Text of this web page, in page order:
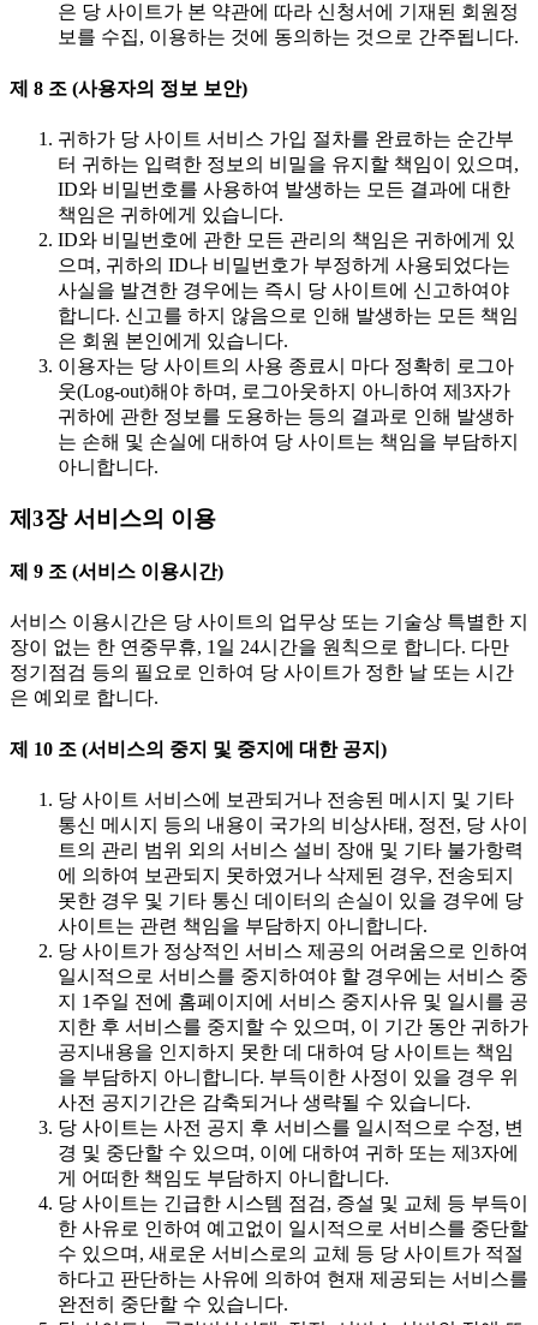
은 당 사이트가 본 약관에 따라 신청서에 기재된 회원정
보를 수집, 이용하는 것에 동의하는 것으로 간주됩니다.
제 8 조 (사용자의 정보 보안)
귀하가 당 사이트 서비스 가입 절차를 완료하는 순간부
터 귀하는 입력한 정보의 비밀을 유지할 책임이 있으며,
ID와 비밀번호를 사용하여 발생하는 모든 결과에 대한
책임은 귀하에게 있습니다.
ID와 비밀번호에 관한 모든 관리의 책임은 귀하에게 있
으며, 귀하의 ID나 비밀번호가 부정하게 사용되었다는
사실을 발견한 경우에는 즉시 당 사이트에 신고하여야
합니다. 신고를 하지 않음으로 인해 발생하는 모든 책임
은 회원 본인에게 있습니다.
이용자는 당 사이트의 사용 종료시 마다 정확히 로그아
웃(Log-out)해야 하며, 로그아웃하지 아니하여 제3자가
귀하에 관한 정보를 도용하는 등의 결과로 인해 발생하
는 손해 및 손실에 대하여 당 사이트는 책임을 부담하지
아니합니다.
제3장 서비스의 이용
제 9 조 (서비스 이용시간)
서비스 이용시간은 당 사이트의 업무상 또는 기술상 특별한 지
장이 없는 한 연중무휴, 1일 24시간을 원칙으로 합니다. 다만
정기점검 등의 필요로 인하여 당 사이트가 정한 날 또는 시간
은 예외로 합니다.
제 10 조 (서비스의 중지 및 중지에 대한 공지)
당 사이트 서비스에 보관되거나 전송된 메시지 및 기타
통신 메시지 등의 내용이 국가의 비상사태, 정전, 당 사이
트의 관리 범위 외의 서비스 설비 장애 및 기타 불가항력
에 의하여 보관되지 못하였거나 삭제된 경우, 전송되지
못한 경우 및 기타 통신 데이터의 손실이 있을 경우에 당
사이트는 관련 책임을 부담하지 아니합니다.
당 사이트가 정상적인 서비스 제공의 어려움으로 인하여
일시적으로 서비스를 중지하여야 할 경우에는 서비스 중
지 1주일 전에 홈페이지에 서비스 중지사유 및 일시를 공
지한 후 서비스를 중지할 수 있으며, 이 기간 동안 귀하가
공지내용을 인지하지 못한 데 대하여 당 사이트는 책임
을 부담하지 아니합니다. 부득이한 사정이 있을 경우 위
사전 공지기간은 감축되거나 생략될 수 있습니다.
당 사이트는 사전 공지 후 서비스를 일시적으로 수정, 변
경 및 중단할 수 있으며, 이에 대하여 귀하 또는 제3자에
게 어떠한 책임도 부담하지 아니합니다.
당 사이트는 긴급한 시스템 점검, 증설 및 교체 등 부득이
한 사유로 인하여 예고없이 일시적으로 서비스를 중단할
수 있으며, 새로운 서비스로의 교체 등 당 사이트가 적절
하다고 판단하는 사유에 의하여 현재 제공되는 서비스를
완전히 중단할 수 있습니다.